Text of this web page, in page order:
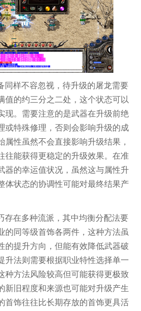
同样不容忽视，待升级的屠龙需要
值的约三分之二处，这个状态可以
现。需要注意的是武器在升级前绝
或特殊修理，否则会影响升级的成
属性虽然不会直接影响升级结果，
往能获得更稳定的升级效果。在准
器的幸运值状况，虽然这与属性升
体状态的协调性可能对最终结果产
存在多种流派，其中均衡分配法要
的同等级首饰各两件，这种方法虽
的提升方向，但能有效降低武器破
升法则需要根据职业特性选择单一
种方法风险较高但可能获得更极致
新旧程度和来源也可能对升级产生
首饰往往比长期存放的首饰更具活